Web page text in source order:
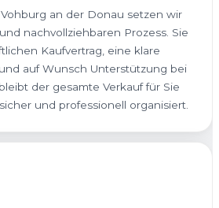
an der Donau setzen wir
nachvollziehbaren Prozess. Sie
Kaufvertrag, eine klare
auf Wunsch Unterstützung bei
der gesamte Verkauf für Sie
und professionell organisiert.